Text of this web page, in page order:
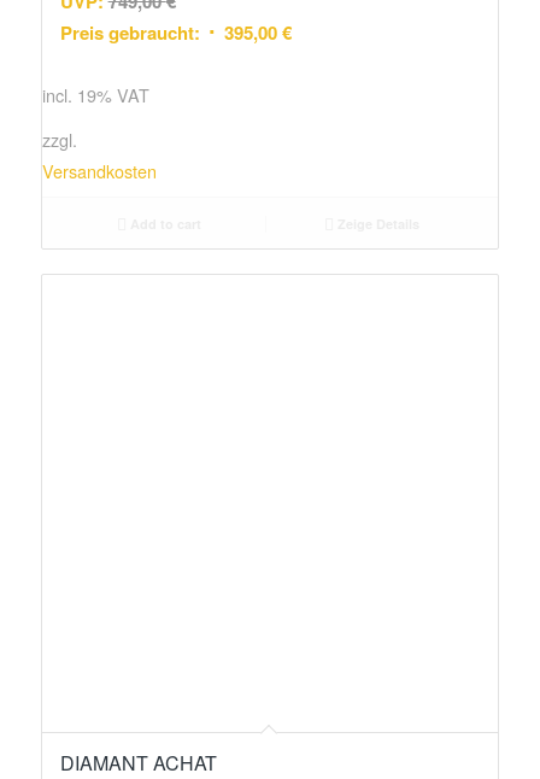
Preis gebraucht:
395,00€
incl. 19% VAT
zzgl.
Versandkosten
DIAMANT ACHAT